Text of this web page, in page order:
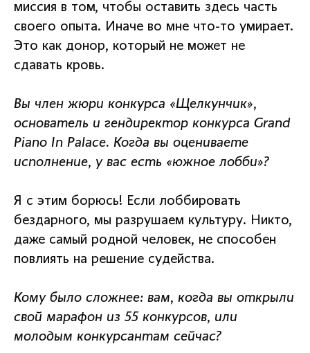
миссия в том, чтобы оставить здесь часть
своего опыта. Иначе во мне что-то умирает.
Это как донор, который не может не
сдавать кровь.
Вы член жюри конкурса «Щелкунчик»,
основатель и гендиректор конкурса Grand
Piano In Palace. Когда вы оцениваете
исполнение, у вас есть «южное лобби»?
Я с этим борюсь! Если лоббировать
бездарного, мы разрушаем культуру. Никто,
даже самый родной человек, не способен
повлиять на решение судейства.
Кому было сложнее: вам, когда вы открыли
свой марафон из 55 конкурсов, или
молодым конкурсантам сейчас?